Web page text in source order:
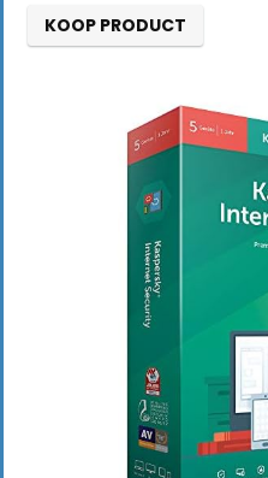
KOOP PRODUCT